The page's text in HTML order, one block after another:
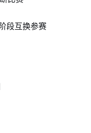
段互换参赛